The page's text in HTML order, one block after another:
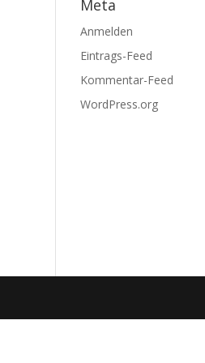
Meta
Anmelden
Eintrags-Feed
Kommentar-Feed
WordPress.org